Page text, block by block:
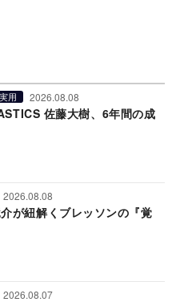
用 2026.08.08
佐藤大樹、6年間の成
2026.08.08
が紐解くブレッソンの『覚
2026.08.07